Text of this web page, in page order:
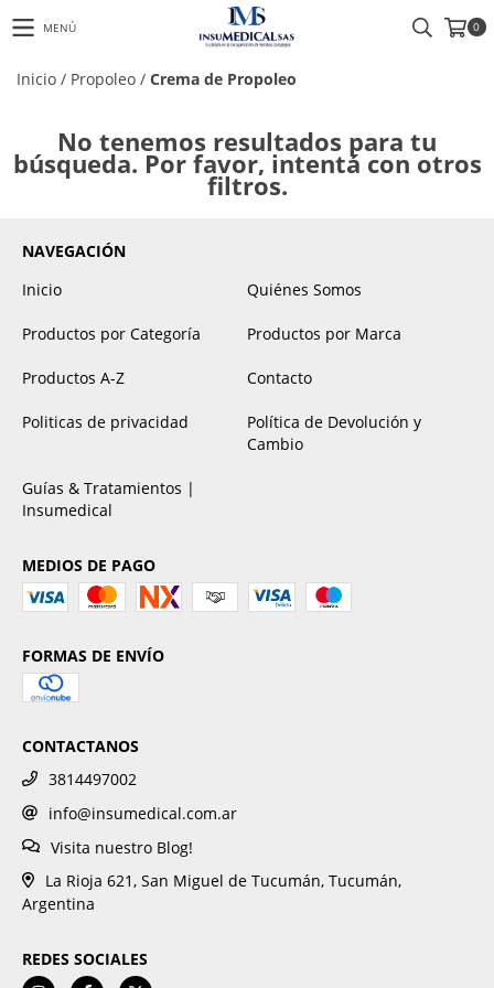
MENÚ 0
Inicio / Propoleo / Crema de Propoleo
No tenemos resultados para tu
búsqueda. Por favor, intentá con otros
filtros.
NAVEGACIÓN
Inicio
Quiénes Somos
Productos por Categoría Productos por Marca
Productos A-Z Contacto
Politicas de privacidad
Política de Devolución y
Cambio
Guías & Tratamientos |
Insumedical
MEDIOS DE PAGO
FORMAS DE ENVÍO
CONTACTANOS
3814497002
info@insumedical.com.ar
Visita nuestro Blog!
La Rioja 621, San Miguel de Tucumán, Tucumán,
Argentina
REDES SOCIALES